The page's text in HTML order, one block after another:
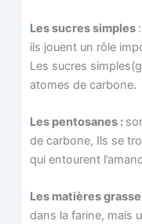
Les sucres simples
ils jouent un rôle
Les sucres
atomes de carbone.
Les pen­to­sanes :
de car­bone, Ils se
qui entourent
Les matières
dans la farine, mais